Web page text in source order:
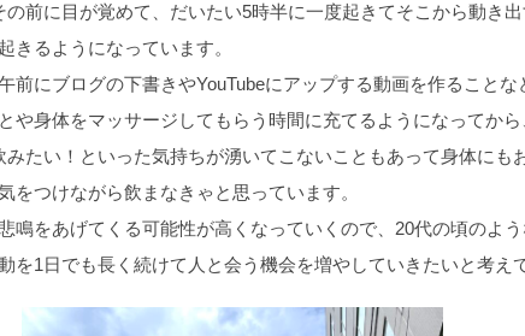
前に目が覚めて、だいたい5時半に一度起きてそこから動き
きるようになっています。
にブログの下書きやYouTubeにアップする動画を作ること
身体をマッサージしてもらう時間に充てるようになってから
たい！といった気持ちが湧いてこないこともあって身体に
つけながら飲まなきゃと思っています。
鳴をあげてくる可能性が高くなっていくので、20代の頃のよ
1日でも長く続けて人と会う機会を増やしていきたいと考え